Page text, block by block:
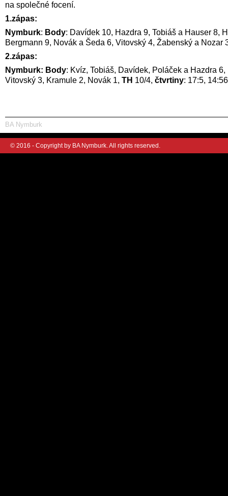
na společné focení.
1.zápas:
Nymburk: Body: Davídek 10, Hazdra 9, Tobiáš a Hauser 8,
Bergmann 9, Novák a Šeda 6, Vitovský 4, Žabenský a Nozar
2.zápas:
Nymburk: Body: Kvíz, Tobiáš, Davídek, Poláček a Hazdra
Vitovský 3, Kramule 2, Novák 1, TH 10/4, čtvrtiny: 17:5,
BA Nymburk
© 2016 - Copyright by BA Nymburk. All rights reserved.